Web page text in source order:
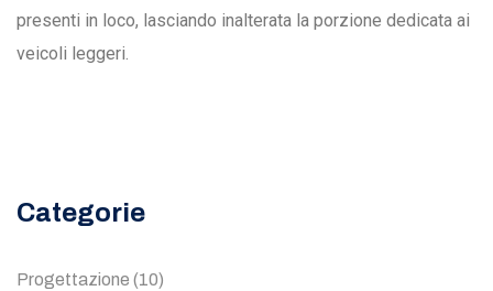
presenti in loco, lasciando inalterata la porzione dedicata ai
veicoli leggeri.
Categorie
Progettazione (10)